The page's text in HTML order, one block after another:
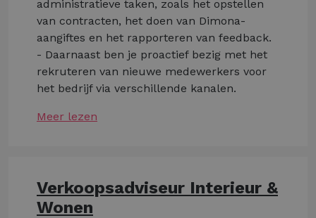
administratieve taken, zoals het opstellen
van contracten, het doen van Dimona-
aangiftes en het rapporteren van feedback.
- Daarnaast ben je proactief bezig met het
rekruteren van nieuwe medewerkers voor
het bedrijf via verschillende kanalen.
Meer lezen
Verkoopsadviseur Interieur &
Wonen